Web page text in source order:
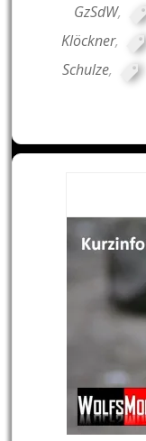
GzSdW,
Klöckner,
Schulze,